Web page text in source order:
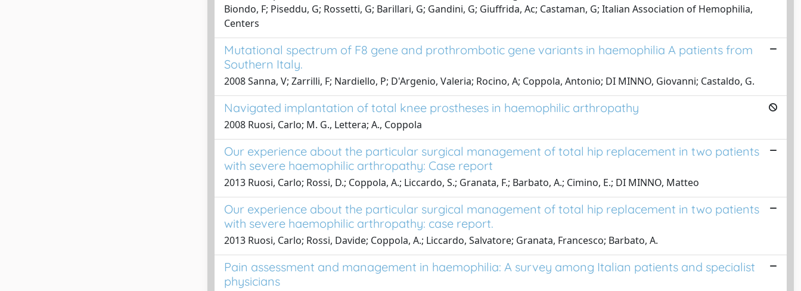
Biondo, F; Piseddu, G; Rossetti, G; Barillari, G; Gandini, G; Giuffrida, Ac; Castaman, G; Italian Association of Hemophilia,
Centers
Mutational spectrum of F8 gene and prothrombotic gene variants in haemophilia A patients from
Southern Italy.
2008 Sanna, V; Zarrilli, F; Nardiello, P; D'Argenio, Valeria; Rocino, A; Coppola, Antonio; DI MINNO, Giovanni; Castaldo, G.
Navigated implantation of total knee prostheses in haemophilic arthropathy
2008 Ruosi, Carlo; M. G., Lettera; A., Coppola
Our experience about the particular surgical management of total hip replacement in two patients
with severe haemophilic arthropathy: Case report
2013 Ruosi, Carlo; Rossi, D.; Coppola, A.; Liccardo, S.; Granata, F.; Barbato, A.; Cimino, E.; DI MINNO, Matteo
Our experience about the particular surgical management of total hip replacement in two patients
with severe haemophilic arthropathy: case report.
2013 Ruosi, Carlo; Rossi, Davide; Coppola, A.; Liccardo, Salvatore; Granata, Francesco; Barbato, A.
Pain assessment and management in haemophilia: A survey among Italian patients and specialist
physicians